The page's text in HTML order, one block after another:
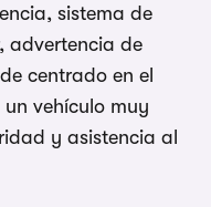
sistema de
advertencia de
centrado en el
vehículo muy
y asistencia al